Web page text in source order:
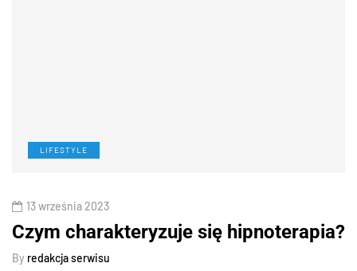
LIFESTYLE
13 września 2023
Czym charakteryzuje się hipnoterapia?
By redakcja serwisu